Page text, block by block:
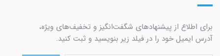
برای اطلاع از پیشنهادهای شگفت‌انگیز و تخفیف‌های ویژه،
آدرس ایمیل خود را در فیلد زیر بنویسید و ثبت کنید.